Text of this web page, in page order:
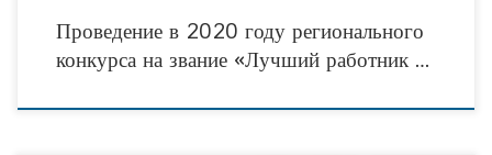
Проведение в 2020 году регионального
конкурса на звание «Лучший работник …